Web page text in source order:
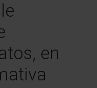
en